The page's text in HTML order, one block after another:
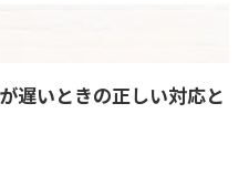
遅いときの正しい対応と